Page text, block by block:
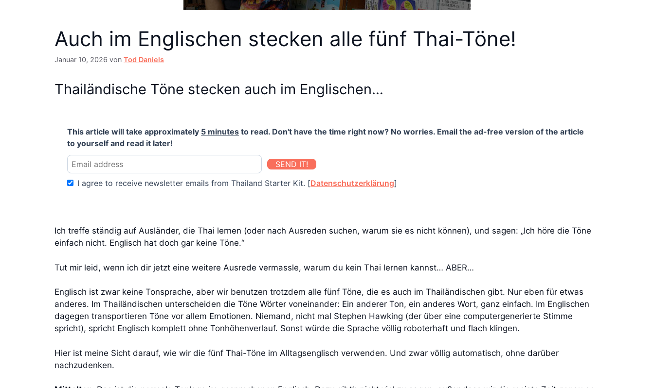
Auch im Englischen stecken alle fünf Thai-Töne!
Januar 10, 2026 von Tod Daniels
Thailändische Töne stecken auch im Englischen…
This article will take approximately 5 minutes to read. Don't have the time right now? No worries. Email the ad-free version of the article
to yourself and read it later!
SEND IT!
I agree to receive newsletter emails from Thailand Starter Kit. [Datenschutzerklärung]
Ich treffe ständig auf Ausländer, die Thai lernen (oder nach Ausreden suchen, warum sie es nicht können), und sagen: „Ich höre die Töne
einfach nicht. Englisch hat doch gar keine Töne.“
Tut mir leid, wenn ich dir jetzt eine weitere Ausrede vermassle, warum du kein Thai lernen kannst… ABER…
Englisch ist zwar keine Tonsprache, aber wir benutzen trotzdem alle fünf Töne, die es auch im Thailändischen gibt. Nur eben für etwas
anderes. Im Thailändischen unterscheiden die Töne Wörter voneinander: Ein anderer Ton, ein anderes Wort, ganz einfach. Im Englischen
dagegen transportieren Töne vor allem Emotionen. Niemand, nicht mal Stephen Hawking (der über eine computergenerierte Stimme
spricht), spricht Englisch komplett ohne Tonhöhenverlauf. Sonst würde die Sprache völlig roboterhaft und flach klingen.
Hier ist meine Sicht darauf, wie wir die fünf Thai-Töne im Alltagsenglisch verwenden. Und zwar völlig automatisch, ohne darüber
nachzudenken.